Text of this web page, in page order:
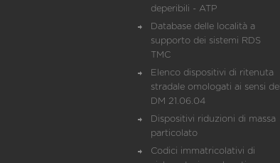
deperibili - ATP
Database delle località a
supporto dei sistemi RDS
TMC
Elenco dispositivi di ritenuta
stradale omologati ai sensi del
DM 21.06.04
Dispositivi riduzioni di massa
particolato
Codici immatricolativi di